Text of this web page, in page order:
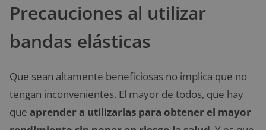
Precauciones al utilizar
bandas elásticas
Que sean altamente beneficiosas no implica que no
tengan inconvenientes. El mayor de todos, que hay
que aprender a utilizarlas para obtener el mayor